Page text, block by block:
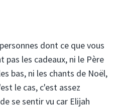
dont ce que vous
pas les cadeaux, ni le Père
bas, ni les chants de Noël,
le cas, c'est assez
se sentir vu car Elijah